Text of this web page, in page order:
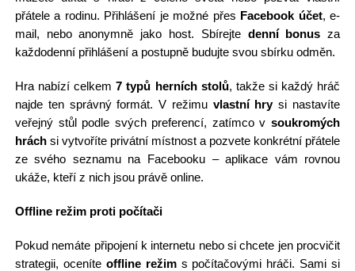
přátele a rodinu. Přihlášení je možné přes Facebook účet, e-
mail, nebo anonymně jako host. Sbírejte denní bonus za
každodenní přihlášení a postupně budujte svou sbírku odměn.
Hra nabízí celkem7 typů herních stolů, takže si každý hráč
najde ten správný formát. V režimu vlastní hrysi nastavíte
veřejný stůl podle svých preferencí, zatímco vsoukromých
hráchsi vytvoříte privátní místnost a pozvete konkrétní přátele
ze svého seznamu na Facebooku – aplikace vám rovnou
ukáže, kteří z nich jsou právě online.
Offline režim proti počítači
Pokud nemáte připojení k internetu nebo si chcete jen procvičit
strategii, oceníte offline režims počítačovými hráči. Sami si